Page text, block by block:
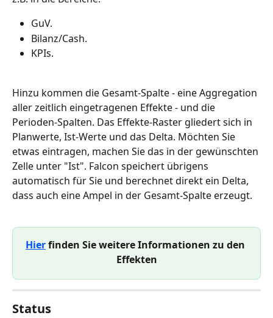
GuV.
Bilanz/Cash.
KPIs.
Hinzu kommen die Gesamt-Spalte - eine Aggregation
aller zeitlich eingetragenen Effekte - und die
Perioden-Spalten. Das Effekte-Raster gliedert sich in
Planwerte, Ist-Werte und das Delta. Möchten Sie
etwas eintragen, machen Sie das in der gewünschten
Zelle unter "Ist". Falcon speichert übrigens
automatisch für Sie und berechnet direkt ein Delta,
dass auch eine Ampel in der Gesamt-Spalte erzeugt.
Hier finden Sie weitere Informationen zu den
Effekten
Status